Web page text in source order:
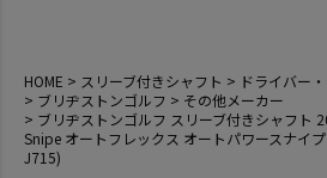
HOME スリーブ付きシャフト
ドライバー
ブリヂストンゴルフ
その他メーカー
ブリヂストンゴルフ スリーブ付きシャフト
Snipe オートフレックス オートパワースナイ
J715)